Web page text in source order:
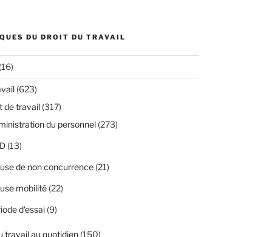
DU DROIT DU TRAVAIL
(623)
de travail(317)
du personnel(273)
(13)
de non concurrence(21)
mobilité(22)
d'essai(9)
travail au quotidien(150)